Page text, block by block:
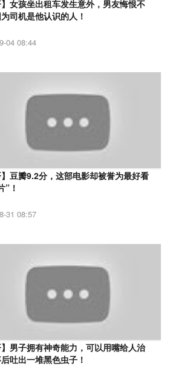
】女孩坐出租车发生意外，男友悔恨不
司机是他认识的人！
04 08:44
】豆瓣9.2分，这部电影却被誉为最好看
”！
31 08:57
】男子拥有神奇能力，可以用嘴给人治
吐出一堆黑色虫子！